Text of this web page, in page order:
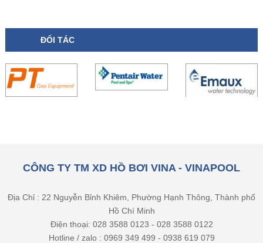
ĐỐI TÁC
CÔNG TY TM XD HỒ BƠI VINA - VINAPOOL
Địa Chỉ : 22 Nguyễn Bỉnh Khiêm, Phường Hạnh Thông, Thành phố
Hồ Chí Minh
Điện thoại: 028 3588 0123 - 028 3588 0122
Hotline / zalo : 0969 349 499 - 0938 619 079